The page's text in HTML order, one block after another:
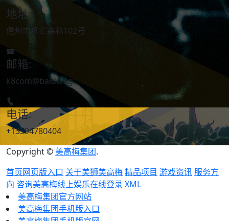
地址:
儋州市巩实森林102号
邮箱:
k8com@baidu.ag
电话:
+13594780404
Copyright ©美高梅集团.
首页网页版入口 关于美狮美高梅精品项目 游戏资讯 服务方
向 咨询美高梅线上娱乐在线登录 XML
美高梅集团官方网站
美高梅集团手机版入口